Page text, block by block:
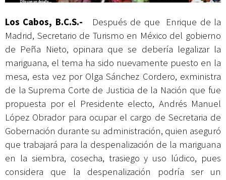
Los Cabos, B.C.S.-
Después de que Enrique de la
Madrid, Secretario de Turismo en México del gobierno
de Peña Nieto, opinara que se debería legalizar la
mariguana, el tema ha sido nuevamente puesto en la
mesa, esta vez por Olga Sánchez Cordero, exministra
de la Suprema Corte de Justicia de la Nación que fue
propuesta por el Presidente electo, Andrés Manuel
López Obrador para ocupar el cargo de Secretaria de
Gobernación durante su administración, quien aseguró
que trabajará para la despenalización de la mariguana
en la siembra, cosecha, trasiego y uso lúdico, pues
considera que la despenalización podría ser un